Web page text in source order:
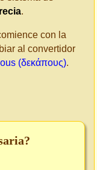
.
con la
al convertidor
(δεκάπους).